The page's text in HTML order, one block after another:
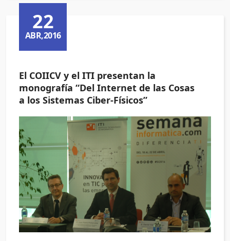
22
ABR,2016
El COIICV y el ITI presentan la
monografía “Del Internet de las Cosas
a los Sistemas Ciber-Físicos”